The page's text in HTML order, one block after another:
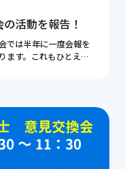
活動を報告！
では半年に一度会報を
ます。これもひとえに